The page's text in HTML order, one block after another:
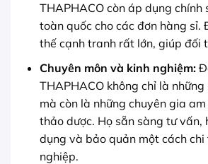
THAPHACO còn áp dụng chính
toàn quốc cho các đơn hàng sỉ.
thế cạnh tranh rất lớn, giúp đối
Chuyên môn và kinh nghiệm:
THAPHACO không chỉ là
mà còn là những chuyên gia
thảo dược. Họ sẵn sàng tư vấn,
dụng và bảo quản một cách chi
nghiệp.